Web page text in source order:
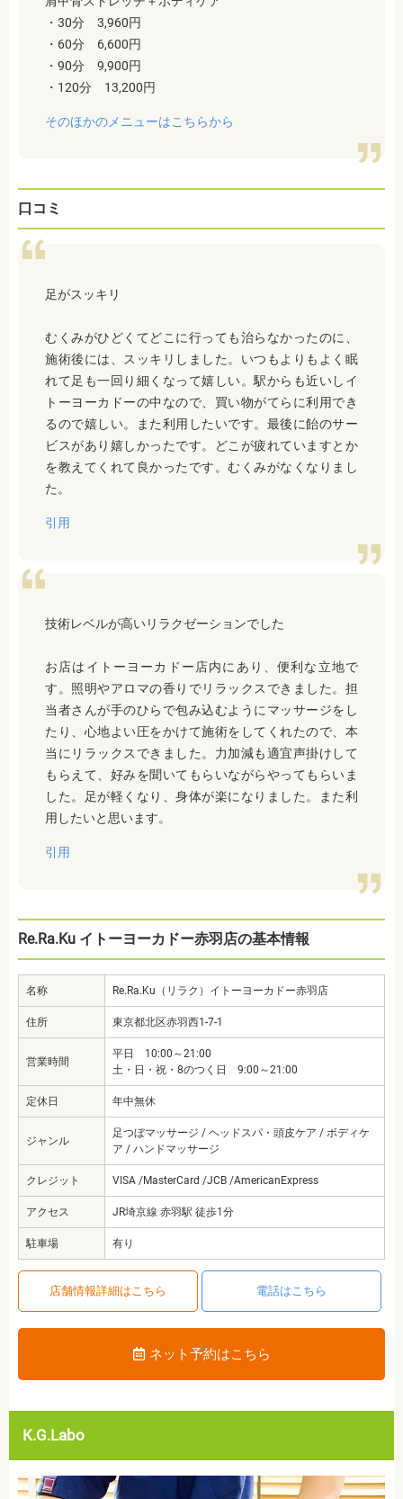
・30分 3,960円
・60分 6,600円
・90分 9,900円
・120分 13,200円
そのほかのメニューはこちらから
口コミ
足がスッキリ
むくみがひどくてどこに行っても治らなかったのに、
施術後には、スッキリしました。いつもよりもよく眠
れて足も一回り細くなって嬉しい。駅からも近いしイ
トーヨーカドーの中なので、買い物がてらに利用でき
るので嬉しい。また利用したいです。最後に飴のサー
ビスがあり嬉しかったです。どこが疲れていますとか
を教えてくれて良かったです。むくみがなくなりまし
た。
引用
技術レベルが高いリラクゼーションでした
お店はイトーヨーカドー店内にあり、便利な立地で
す。照明やアロマの香りでリラックスできました。担
当者さんが手のひらで包み込むようにマッサージをし
たり、心地よい圧をかけて施術をしてくれたので、本
当にリラックスできました。力加減も適宜声掛けして
もらえて、好みを聞いてもらいながらやってもらいま
した。足が軽くなり、身体が楽になりました。また利
用したいと思います。
引用
Re.Ra.Ku イトーヨーカドー赤羽店の基本情報
名称 Re.Ra.Ku（リラク）イトーヨーカドー赤羽店
住所 東京都北区赤羽西1-7-1
営業時間
平日 10:00～21:00
土・日・祝・8のつく日 9:00～21:00
定休日 年中無休
ジャンル
足つぼマッサージ / ヘッドスパ・頭皮ケア / ボディケ
ア / ハンドマッサージ
クレジット VISA /MasterCard /JCB /AmericanExpress
アクセス JR埼京線 赤羽駅 徒歩1分
駐車場 有り
店舗情報詳細はこちら 電話はこちら
ネット予約はこちら
K.G.Labo